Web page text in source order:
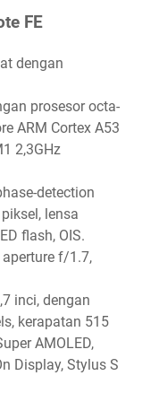
FE
dengan
prosesor octa-
ARM Cortex A53
2,3GHz
detection
lensa
flash, OIS.
f/1.7,
inci, dengan
kerapatan 515
AMOLED,
Display, Stylus S